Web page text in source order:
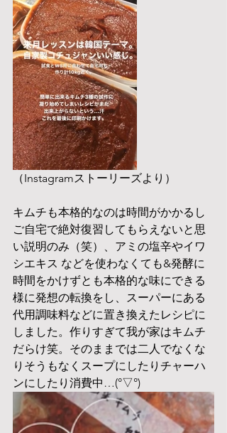
（Instagramストーリーズより）
キムチも本格的なのは時間がかかるし
ご自宅で絶対復習してもらえないと思
い説明のみ（笑）、アミの塩辛やイワ
シエキス などを使わなくても&発酵に
時間をかけずとも本格的な味にできる
様に発想の転換をし、スーパーにある
代用調味料などに置き換えたレシピに
しました。作りすぎて我が家はキムチ
だらけ笑。そのままでは二人でなくな
りそうもなくスープにしたりチャーハ
ンにしたり消費中…(°▽°)